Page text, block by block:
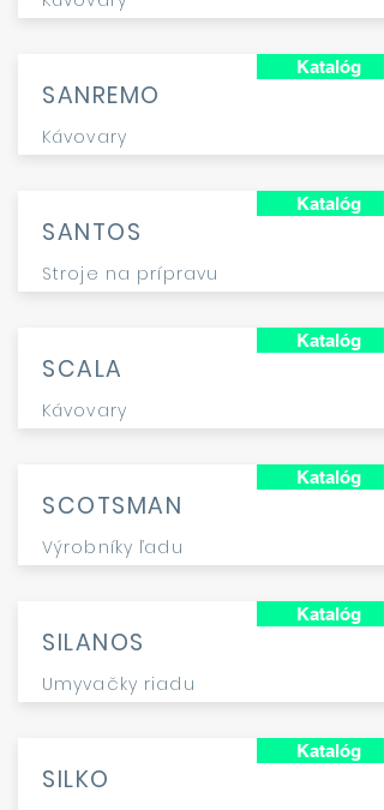
SANREMO
Kávovary
Katalóg
SANTOS
Stroje na prípravu
Katalóg
SCALA
Kávovary
Katalóg
SCOTSMAN
Výrobníky ľadu
Katalóg
SILANOS
Umyvačky riadu
Katalóg
SILKO
Katalóg